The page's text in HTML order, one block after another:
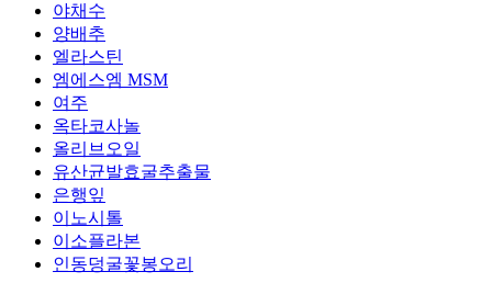
야채수
양배추
엘라스틴
엠에스엠 MSM
여주
옥타코사놀
올리브오일
유산균발효굴추출물
은행잎
이노시톨
이소플라본
인동덩굴꽃봉오리